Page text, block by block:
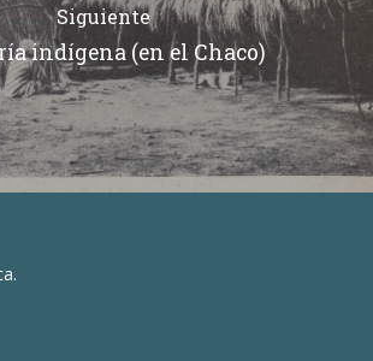
Siguiente
indígena (en el Chaco)